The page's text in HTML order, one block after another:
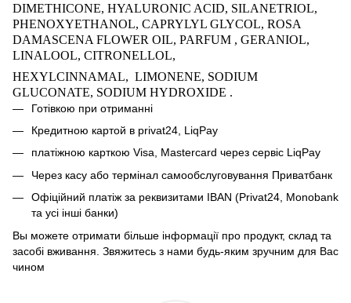
DIMETHICONE, HYALURONIC ACID, SILANETRIOL,
PHENOXYETHANOL, CAPRYLYL GLYCOL, ROSA
DAMASCENA FLOWER OIL, PARFUM , GERANIOL,
LINALOOL, CITRONELLOL,
HEXYLCINNAMAL, LIMONENE, SODIUM
GLUCONATE, SODIUM HYDROXIDE .
Готівкою при отриманні
Кредитною картой в privat24, LiqPay
платіжною карткою Visa, Mastercard через сервіс LiqPay
Через касу або термінал самообслуговування Приватбанк
Офіційний платіж за реквизитами IBAN (Privat24, Monobank
та усі інші банки)
Вы можете отримати більше інформації про продукт, склад та
засобі вживання. Звяжитесь з нами будь-яким зручним для Вас
чином